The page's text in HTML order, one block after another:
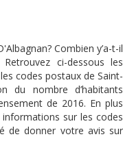
Combien y’a-t-il
Retrouvez ci-dessous les
codes postaux de Saint-
du nombre d’habitants
de 2016. En plus
sur les codes
de donner votre avis sur